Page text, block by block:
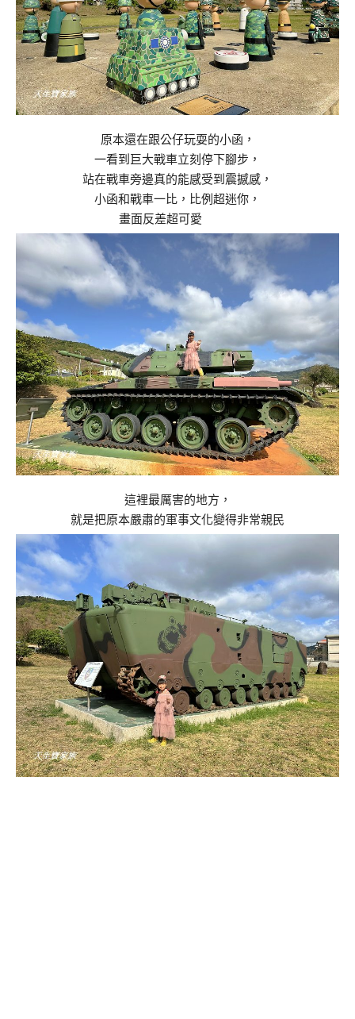
原本還在跟公仔玩耍的小函，
一看到巨大戰車立刻停下腳步，
站在戰車旁邊真的能感受到震撼感，
小函和戰車一比，比例超迷你，
畫面反差超可愛
這裡最厲害的地方，
就是把原本嚴肅的軍事文化變得非常親民